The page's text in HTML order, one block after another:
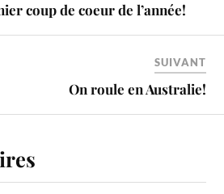
coup de coeur de l’année!
SUIVANT
On roule en Australie!